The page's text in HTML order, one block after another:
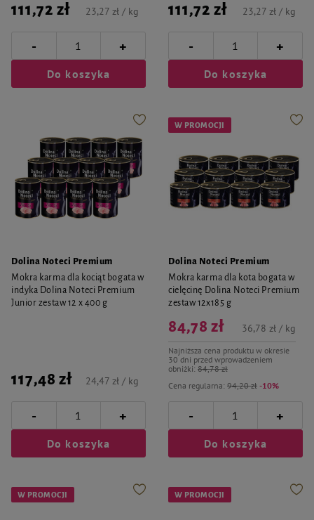
111,72 zł 23,27 zł / kg
- +
Do koszyka
111,72 zł 23,27 zł / kg
- +
Do koszyka
Dolina Noteci Premium
Mokra karma dla kociąt bogata w
indyka Dolina Noteci Premium
Junior zestaw 12 x 400 g
117,48 zł 24,47 zł / kg
- +
Do koszyka
W PROMOCJI
Dolina Noteci Premium
Mokra karma dla kota bogata w
cielęcinę Dolina Noteci Premium
zestaw 12x185 g
Cena regularna: 94,20 zł -10%
84,78 zł
Najniższa cena produktu w okresie
30 dni przed wprowadzeniem
obniżki: 84,78 zł
36,78 zł / kg
- +
Do koszyka
W PROMOCJI W PROMOCJI